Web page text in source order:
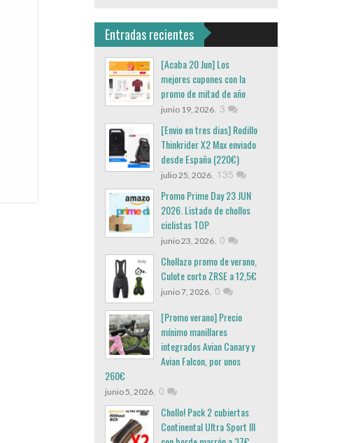
Entradas recientes
[Acaba 20 Jun] Los
mejores cupones con la
promo de mitad de año
junio 19, 2026, 3
[Envio en tres dias] Rodillo
Thinkrider X2 Max enviado
desde España (220€)
julio 25, 2026, 135
Promo Prime Day 23 JUN
2026. Listado de chollos
ciclistas TOP
junio 23, 2026, 0
Chollazo promo de verano,
Culote corto ZRSE a 12,5€
junio 7, 2026, 0
[Promo verano] Precio
mínimo manillares
integrados Avian Canary y
Avian Falcon, por unos
260€
junio 5, 2026, 0
Chollo! Pack 2 cubiertas
Continental Ultra Sport III